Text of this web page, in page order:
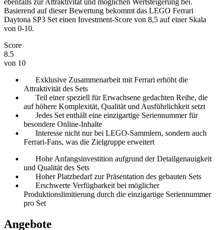
ebenfalls zur Attraktivität und möglichen Wertsteigerung bei.
Basierend auf dieser Bewertung bekommt das LEGO Ferrari
Daytona SP3 Set einen Investment-Score von 8,5 auf einer Skala
von 0-10.
Score
8.5
von 10
Exklusive Zusammenarbeit mit Ferrari erhöht die
Attraktivität des Sets
Teil einer speziell für Erwachsene gedachten Reihe, die
auf höhere Komplexität, Qualität und Ausführlichkeit setzt
Jedes Set enthält eine einzigartige Seriennummer für
besondere Online-Inhalte
Interesse nicht nur bei LEGO-Sammlern, sondern auch
Ferrari-Fans, was die Zielgruppe erweitert
Hohe Anfangsinvestition aufgrund der Detailgenauigkeit
und Qualität des Sets
Hoher Platzbedarf zur Präsentation des gebauten Sets
Erschwerte Verfügbarkeit bei möglicher
Produktionslimitierung durch die einzigartige Seriennummer
pro Set
Angebote